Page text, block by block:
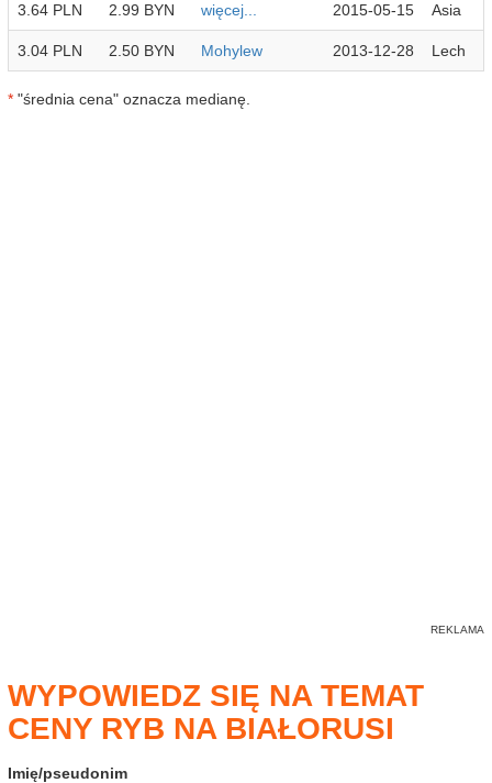
3.64 PLN 2.99 BYN więcej... 2015-05-15 Asia
3.04 PLN 2.50 BYN Mohylew 2013-12-28 Lech
* "średnia cena" oznacza medianę.
WYPOWIEDZ SIĘ NA TEMAT
CENY RYB NA BIAŁORUSI
Imię/pseudonim